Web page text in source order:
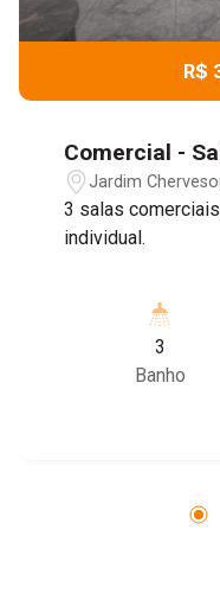
R$
Comercial -
Jardim
3 salas
individual.
3
Banho